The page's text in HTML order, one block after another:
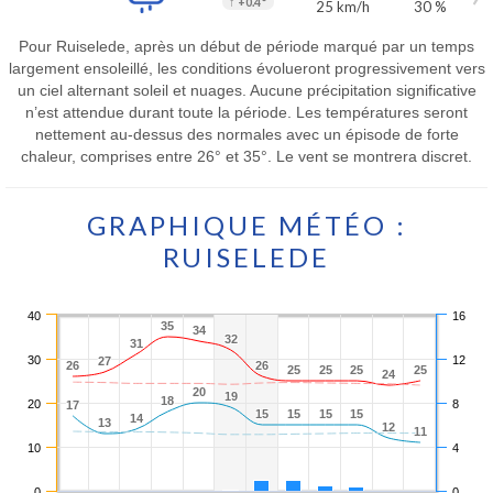
25 km/h 30 %
Pour Ruiselede, après un début de période marqué par un temps
largement ensoleillé, les conditions évolueront progressivement vers
un ciel alternant soleil et nuages. Aucune précipitation significative
n’est attendue durant toute la période. Les températures seront
nettement au-dessus des normales avec un épisode de forte
chaleur, comprises entre 26° et 35°. Le vent se montrera discret.
GRAPHIQUE MÉTÉO :
RUISELEDE
26
26 27
27
31
31
35
35 34
34
32
32
26
26 25
25 25
25 25
25 24
24 25
25
17
17
13
13 14
14
18
18
20
20 19
19
15
15 15
15 15
15 15
15
12
12 11
11
10
20
30
40
4
8
12
16